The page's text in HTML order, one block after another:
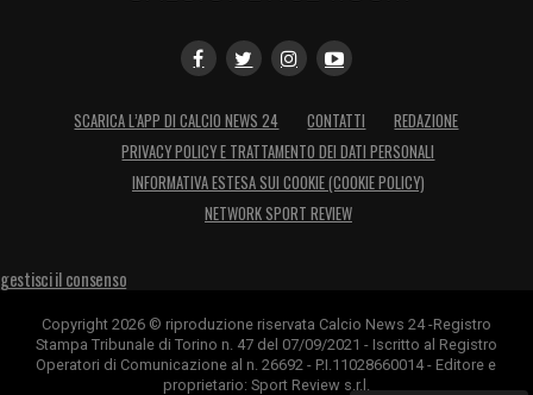
SCARICA L’APP DI CALCIO NEWS 24 CONTATTI
REDAZIONE
PRIVACY POLICY E TRATTAMENTO DEI DATI PERSONALI
INFORMATIVA ESTESA SUI COOKIE (COOKIE POLICY)
NETWORK SPORT REVIEW
gestisci il consenso
Copyright 2026 © riproduzione riservata Calcio News 24 -Registro
Stampa Tribunale di Torino n. 47 del 07/09/2021 - Iscritto al Registro
Operatori di Comunicazione al n. 26692 - P.I.11028660014 - Editore e
proprietario: Sport Review s.r.l.